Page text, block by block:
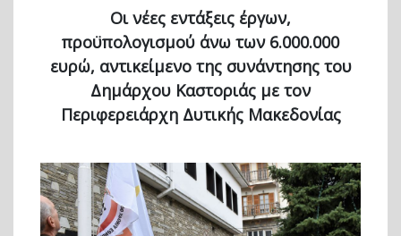
Οι νέες εντάξεις έργων,
προϋπολογισμού άνω των 6.000.000
ευρώ, αντικείμενο της συνάντησης του
Δημάρχου Καστοριάς με τον
Περιφερειάρχη Δυτικής Μακεδονίας